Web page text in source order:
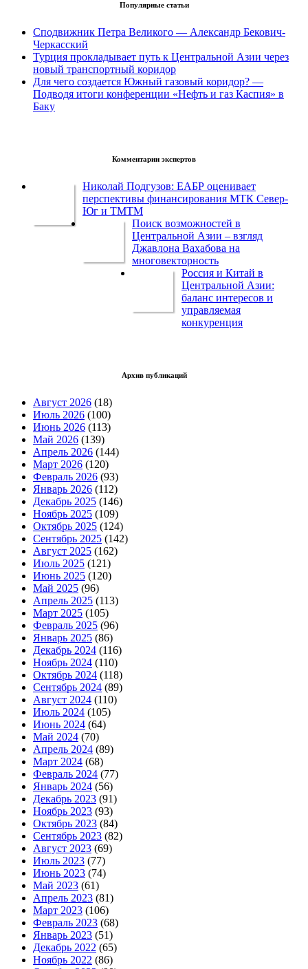
Популярные статьи
Сподвижник Петра Великого — Александр Бекович-
Черкасский
Турция прокладывает путь к Центральной Азии через
новый транспортный коридор
Для чего создается Южный газовый коридор? —
Подводя итоги конференции «Нефть и газ Каспия» в
Баку
Комментарии экспертов
Николай Подгузов: ЕАБР оценивает
перспективы финансирования МТК Север-
Юг и ТМТМ
Поиск возможностей в
Центральной Азии – взгляд
Джавлона Вахабова на
многовекторность
Россия и Китай в
Центральной Азии:
баланс интересов и
управляемая
конкуренция
Архив публикаций
Август 2026 (18)
Июль 2026 (100)
Июнь 2026 (113)
Май 2026 (139)
Апрель 2026 (144)
Март 2026 (120)
Февраль 2026 (93)
Январь 2026 (112)
Декабрь 2025 (146)
Ноябрь 2025 (109)
Октябрь 2025 (124)
Сентябрь 2025 (142)
Август 2025 (162)
Июль 2025 (121)
Июнь 2025 (120)
Май 2025 (96)
Апрель 2025 (113)
Март 2025 (105)
Февраль 2025 (96)
Январь 2025 (86)
Декабрь 2024 (116)
Ноябрь 2024 (110)
Октябрь 2024 (118)
Сентябрь 2024 (89)
Август 2024 (110)
Июль 2024 (105)
Июнь 2024 (64)
Май 2024 (70)
Апрель 2024 (89)
Март 2024 (68)
Февраль 2024 (77)
Январь 2024 (56)
Декабрь 2023 (91)
Ноябрь 2023 (93)
Октябрь 2023 (84)
Сентябрь 2023 (82)
Август 2023 (69)
Июль 2023 (77)
Июнь 2023 (74)
Май 2023 (61)
Апрель 2023 (81)
Март 2023 (106)
Февраль 2023 (68)
Январь 2023 (51)
Декабрь 2022 (65)
Ноябрь 2022 (86)